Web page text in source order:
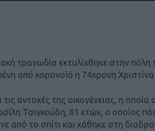
τραγωδία εκτυλίχθηκε στην
από κορονοϊό η 74χρονη
αντοχές της οικογένειας, η
Τσιγκούδη, 81 ετών, ο οποίος
από το σπίτι και χάθηκε στη